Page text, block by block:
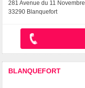
281 Avenue du 11 Novembre
33290 Blanquefort
BLANQUEFORT